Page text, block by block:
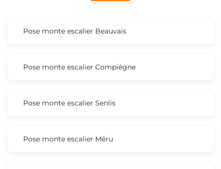
Pose monte escalier Beauvais
Pose monte escalier Compiègne
Pose monte escalier Senlis
Pose monte escalier Méru